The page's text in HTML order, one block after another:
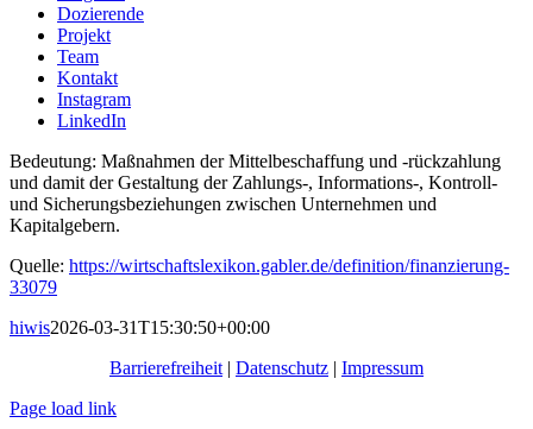
Dozierende
Projekt
Team
Kontakt
Instagram
LinkedIn
Bedeutung: Maßnahmen der Mittelbeschaffung und -rückzahlung
und damit der Gestaltung der Zahlungs-, Informations-, Kontroll-
und Sicherungsbeziehungen zwischen Unternehmen und
Kapitalgebern.
Quelle: https://wirtschaftslexikon.gabler.de/definition/finanzierung-
33079
hiwis2026-03-31T15:30:50+00:00
Barrierefreiheit | Datenschutz | Impressum
Page load link